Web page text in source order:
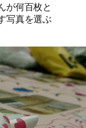
が何百枚と
写真を選ぶ